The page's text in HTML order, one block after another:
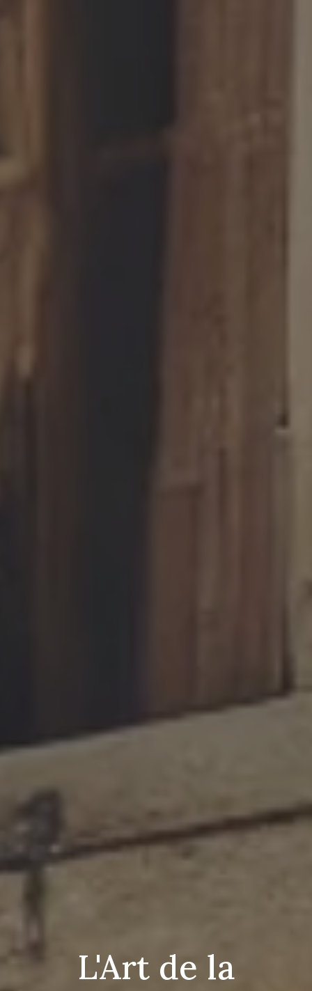
L'Art de la